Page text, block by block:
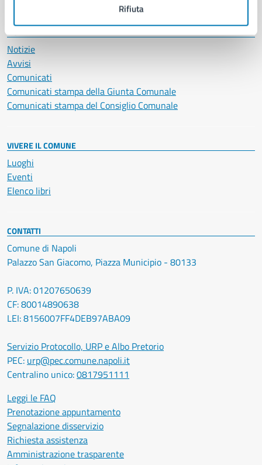
Rifiuta
NOVITÀ
Notizie
Avvisi
Comunicati
Comunicati stampa della Giunta Comunale
Comunicati stampa del Consiglio Comunale
VIVERE IL COMUNE
Luoghi
Eventi
Elenco libri
CONTATTI
Comune di Napoli
Palazzo San Giacomo, Piazza Municipio - 80133
P. IVA: 01207650639
CF: 80014890638
LEI: 8156007FF4DEB97ABA09
Servizio Protocollo, URP e Albo Pretorio
PEC: urp@pec.comune.napoli.it
Centralino unico:0817951111
Leggi le FAQ
Prenotazione appuntamento
Segnalazione disservizio
Richiesta assistenza
Amministrazione trasparente